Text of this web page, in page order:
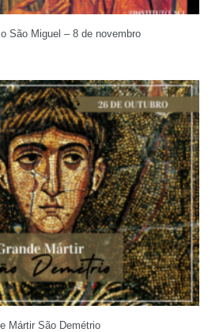
São Miguel – 8 de novembro
Mártir São Demétrio